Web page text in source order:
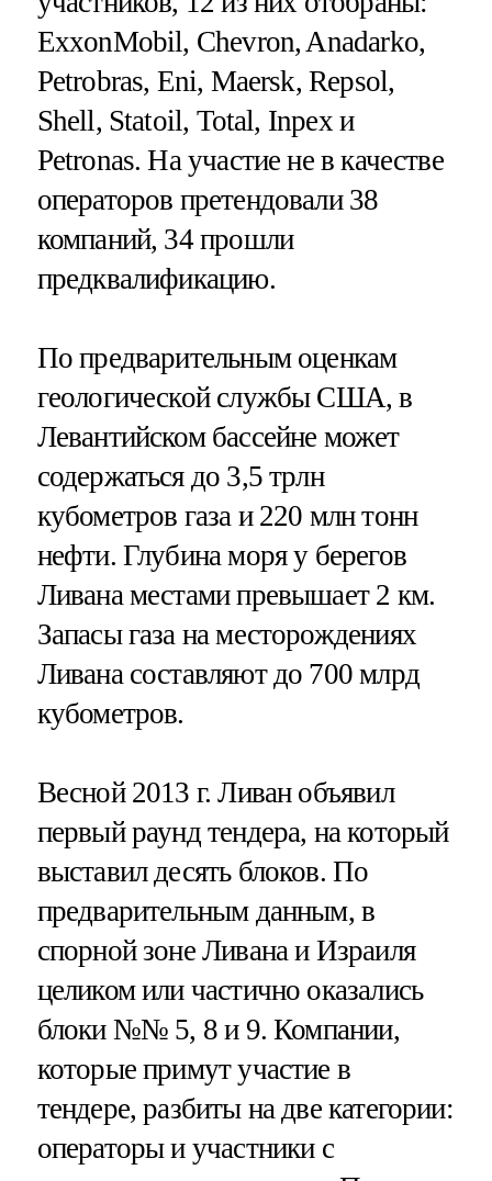
ExxonMobil, Chevron, Anadarko,
Petrobras, Eni, Maersk, Repsol,
Shell, Statoil, Total, Inpex и
Petronas. На участие не в качестве
операторов претендовали 38
компаний, 34 прошли
предквалификацию.
По предварительным оценкам
геологической службы США, в
Левантийском бассейне может
содержаться до 3,5 трлн
кубометров газа и 220 млн тонн
нефти. Глубина моря у берегов
Ливана местами превышает 2 км.
Запасы газа на месторождениях
Ливана составляют до 700 млрд
кубометров.
Весной 2013 г. Ливан объявил
первый раунд тендера, на который
выставил десять блоков. По
предварительным данным, в
спорной зоне Ливана и Израиля
целиком или частично оказались
блоки №№ 5, 8 и 9. Компании,
которые примут участие в
тендере, разбиты на две категории:
операторы и участники с